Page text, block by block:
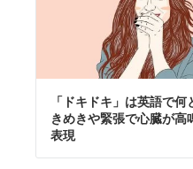
「ドキドキ」は英語で何
きめきや緊張で心臓が高
表現